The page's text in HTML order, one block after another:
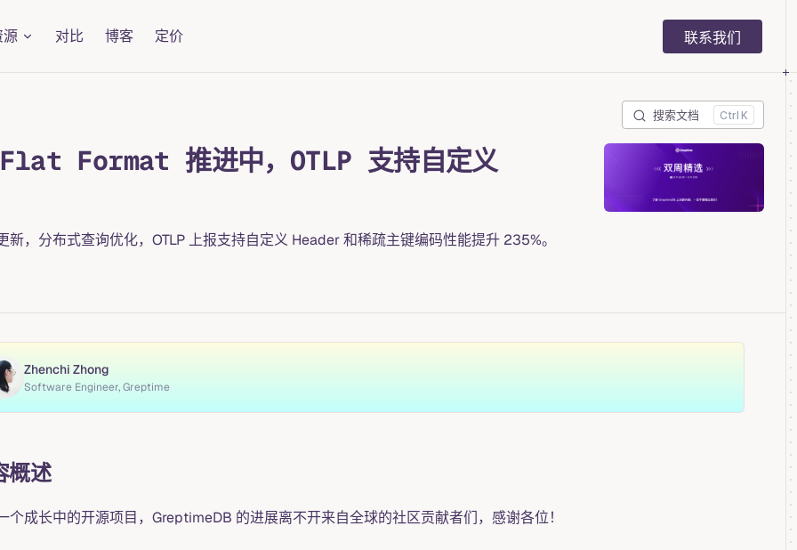
对比 博客 定价 Main Navigation
联系我们
搜索文档 K
Flat Format 推进中，OTLP 支持自定义
，分布式查询优化，OTLP 上报支持自定义 Header 和稀疏主键编码性能提升 235%。
Zhenchi Zhong
Software Engineer, Greptime
概述
个成长中的开源项目，GreptimeDB 的进展离不开来自全球的社区贡献者们，感谢各位！